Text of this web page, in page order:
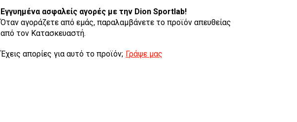
Εγγυημένα ασφαλείς αγορές με την Dion Sportlab!
Όταν αγοράζετε από εμάς, παραλαμβάνετε το προϊόν απευθείας
από τον Κατασκευαστή.
Έχεις απορίες για αυτό το προϊόν; Γράψε μας